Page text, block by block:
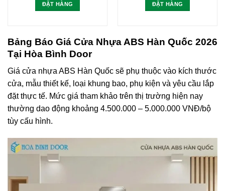
ĐẶT HÀNG ĐẶT HÀNG
Bảng Báo Giá Cửa Nhựa ABS Hàn Quốc 2026
Tại Hòa Bình Door
Giá cửa nhựa ABS Hàn Quốc sẽ phụ thuộc vào kích thước
cửa, mẫu thiết kế, loại khung bao, phụ kiện và yêu cầu lắp
đặt thực tế. Mức giá tham khảo trên thị trường hiện nay
thường dao động khoảng 4.500.000 – 5.000.000 VNĐ/bộ
tùy cấu hình.